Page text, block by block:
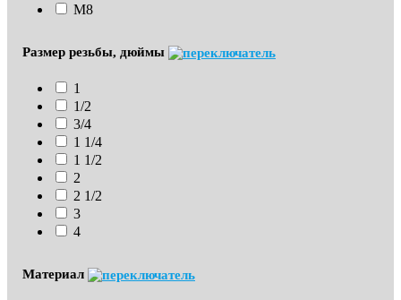
М8
Размер резьбы, дюймы
1
1/2
3/4
1 1/4
1 1/2
2
2 1/2
3
4
Материал